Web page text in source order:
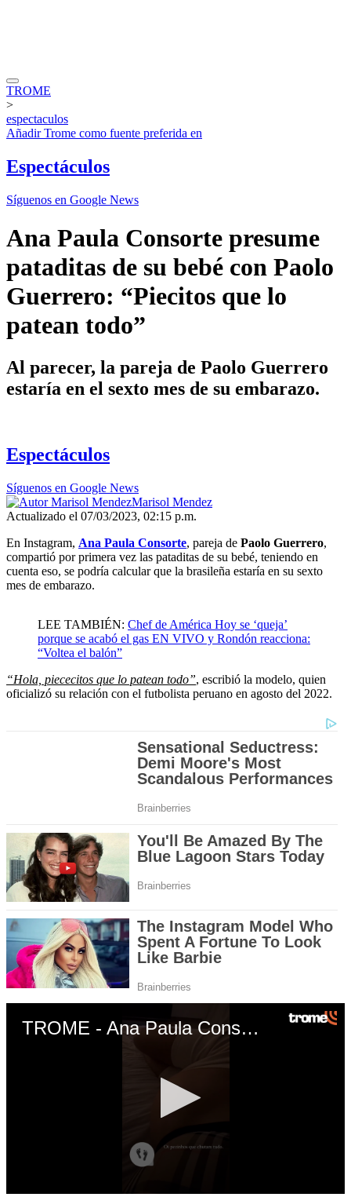
TROME
>
espectaculos
AñadirTrome como fuente preferida en
Espectáculos
Síguenos en Google News
Ana Paula Consorte presume
pataditas de su bebé con Paolo
Guerrero: “Piecitos que lo
patean todo”
Al parecer, la pareja de Paolo Guerrero
estaría en el sexto mes de su embarazo.
Espectáculos
Síguenos en Google News
Marisol Mendez
Actualizado el 07/03/2023, 02:15 p.m.
En Instagram, Ana Paula Consorte, pareja de Paolo Guerrero,
compartió por primera vez las pataditas de su bebé, teniendo en
cuenta eso, se podría calcular que la brasileña estaría en su sexto
mes de embarazo.
LEE TAMBIÉN: Chef de América Hoy se ‘queja’
porque se acabó el gas EN VIVO y Rondón reacciona:
“Voltea el balón”
“Hola, piececitos que lo patean todo”, escribió la modelo, quien
oficializó su relación con el futbolista peruano en agosto del 2022.
TROME - Ana Paula Consorte